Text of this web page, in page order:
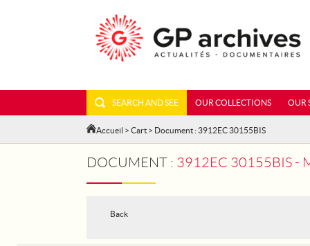
SEARCH AND SEE OUR COLLECTIONS OUR
Accueil > Cart > Document : 3912EC 30155BIS
DOCUMENT : 3912EC 30155BIS - MARSHAL
Back